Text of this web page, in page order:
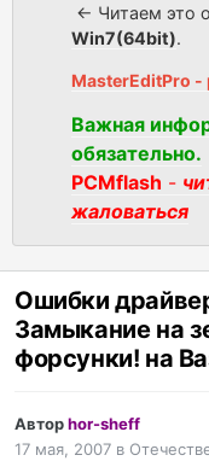
<- Читаем это
Win7(64bit).
MasterEditPro -
Важная
обязательно.
PCMflash -
жаловаться
Ошибки
Замыкание на
форсунки! на
Авторhor-sheff
17 мая, 2007 в